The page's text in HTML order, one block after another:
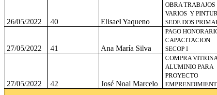
26/05/2022 40 Elisael Yaqueno
OBRA TRABAJOS
VARIOS Y
SEDE DOS
27/05/2022 41 Ana María Silva
PAGO
CAPACITACION
SECOP I
27/05/2022 42 José Noal Marcelo
COMPRA
ALUMINIO PARA
PROYECTO